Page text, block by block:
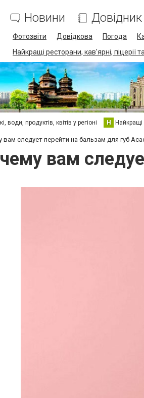
Новини Довідник
Фотозвіти Довідкова Погода
Найкращі ресторани, кав'ярні, піцерії
води, продуктів, квітів у регіоні Н
вам следует перейти на бальзам для губ
вам